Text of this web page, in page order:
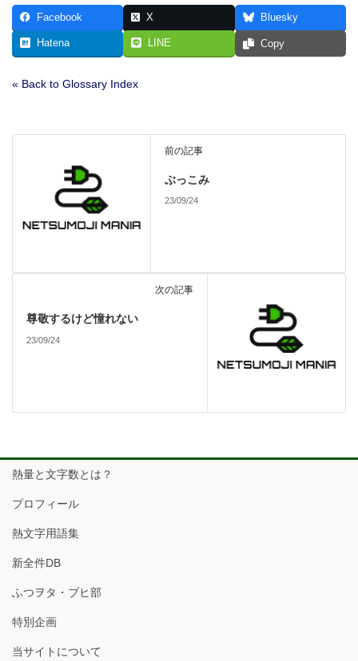
Facebook X Bluesky
Hatena LINE Copy
« Back to Glossary Index
前の記事
ぶっこみ
23/09/24
次の記事
尊敬するけど憧れない
23/09/24
熱量と文字数とは？
プロフィール
熱文字用語集
新全件DB
ふつヲタ・ブヒ部
特別企画
当サイトについて